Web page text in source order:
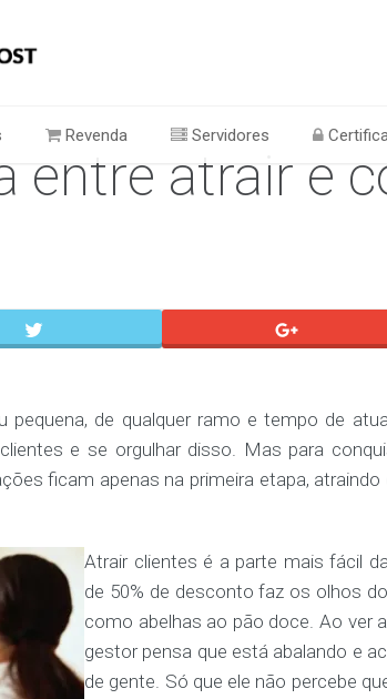
Revenda Servidores
entre atrair e
pequena, de qualquer ramo e tempo de
e se orgulhar disso. Mas para
ficam apenas na primeira etapa,
Atrair clientes é a parte mais fácil
de 50% de desconto faz os olhos
como abelhas ao pão doce. Ao ver
gestor pensa que está abalando e
de gente. Só que ele não percebe